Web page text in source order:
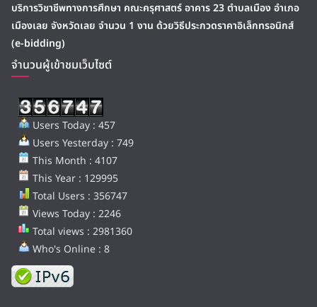
บริการวิชาชีพทางการศึกษา คณะครุศาสตร์ อาคาร 23 ตำบลเมือง อำเภอ
เมืองเลย จังหวัดเลย จำนวน 1 งาน ด้วยวิธีประกวดราคาอิเล็กทรอนิกส์
(e-bidding)
จำนวนผู้เข้าชมเว็บไซต์
Users Today : 457
Users Yesterday : 749
This Month : 4107
This Year : 129995
Total Users : 356747
Views Today : 2246
Total views : 2981360
Who's Online : 8